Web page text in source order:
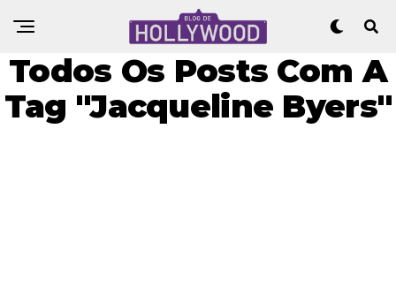
Todos Os Posts Com A
Tag "Jacqueline Byers"